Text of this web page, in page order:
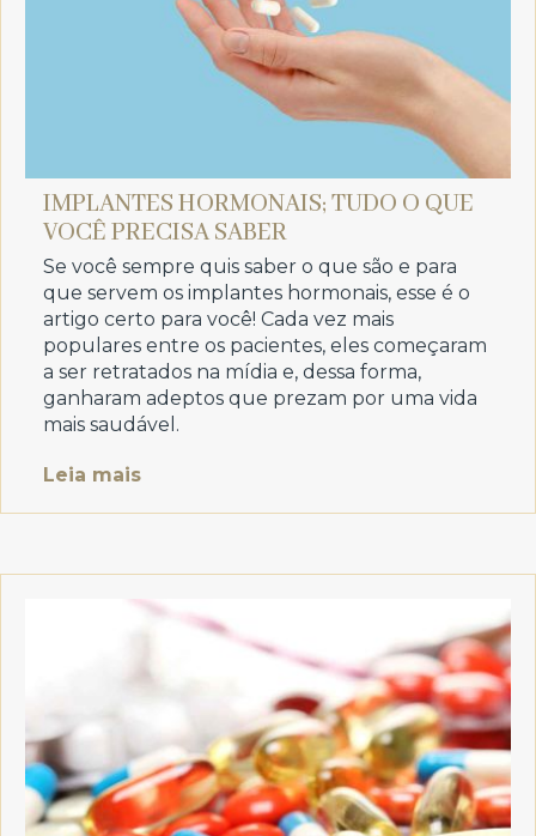
IMPLANTES HORMONAIS; TUDO O QUE
VOCÊ PRECISA SABER
Se você sempre quis saber o que são e para
que servem os implantes hormonais, esse é o
artigo certo para você! Cada vez mais
populares entre os pacientes, eles começaram
a ser retratados na mídia e, dessa forma,
ganharam adeptos que prezam por uma vida
mais saudável.
Leia mais